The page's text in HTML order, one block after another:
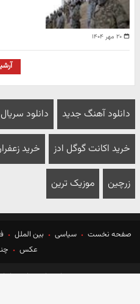
۲۰ مهر ۱۴۰۴
دانلود آهنگ جدید دانلود سریال
خرید اکانت گوگل ادز خرید
زرچین موزیک ترین
صفحه نخست سیاسی بین الملل
عکس
درباره ما تماس باما